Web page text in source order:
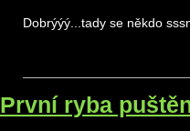
Dobrýýý...tady se někdo
První ryba